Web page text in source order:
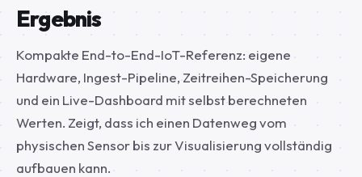
Ergebnis
Kompakte End-to-End-IoT-Referenz: eigene
Hardware, Ingest-Pipeline, Zeitreihen-Speicherung
und ein Live-Dashboard mit selbst berechneten
Werten. Zeigt, dass ich einen Datenweg vom
physischen Sensor bis zur Visualisierung vollständig
aufbauen kann.